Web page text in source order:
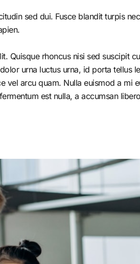
sed dui. Fusce blandit turpis
Quisque rhoncus nisi sed suscipit
urna luctus urna, id porta tellus
vel arcu quam. Nulla euismod a mi
est nulla, a accumsan